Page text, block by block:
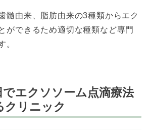
髄由来、脂肪由来の3種類からエク
ができるため適切な種類など専門
。
でエクソソーム点滴療法
クリニック